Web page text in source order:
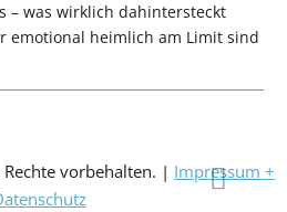
– was wirklich dahintersteckt
emotional heimlich am Limit sind
vorbehalten. | Impressum +